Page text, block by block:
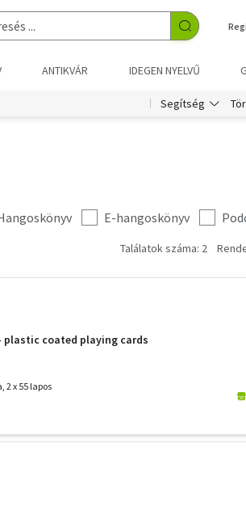
ANTIKVÁR IDEGEN NYELVŰ
Segítség
E-hangoskönyv
Találatok száma: 2
plastic coated playing cards
x 55 lapos